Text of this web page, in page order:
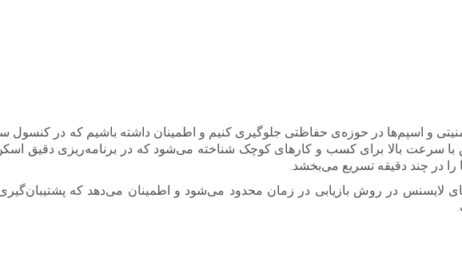
امنیتی و اسپم‌ها در حوزه‌ی حفاظتی جلوگیری کنیم و اطمینان داشته باشیم که در
با سرعت بالا برای کسب و کارهای کوچک شناخته می‌شود که در برنامه‌ریزی دقیق
را در چند دقیقه تسریع می‌بخشد
72 درصدی در هزینه‌های لایسنس در روش بازیابی در زمان محدود می‌شود و اطمینان می‌دهد که